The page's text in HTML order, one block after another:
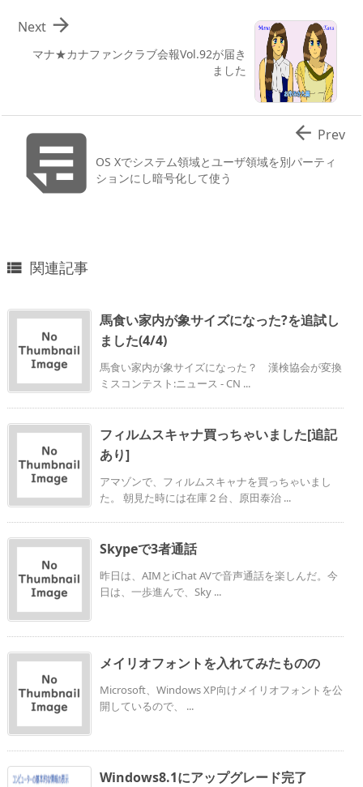
マナ★カナファンクラブ会報Vol.92が届き
ました

Next
OS Xでシステム領域とユーザ領域を別パーティ
ションにし暗号化して使う
 Prev
 関連記事
馬食い家内が象サイズになった?を追試し
ました(4/4)
馬食い家内が象サイズになった？ 漢検協会が変換
ミスコンテスト:ニュース - CN ...
フィルムスキャナ買っちゃいました[追記
あり]
アマゾンで、フィルムスキャナを買っちゃいまし
た。 朝見た時には在庫２台、原田泰治 ...
Skypeで3者通話
昨日は、AIMとiChat AVで音声通話を楽しんだ。今
日は、一歩進んで、Sky ...
メイリオフォントを入れてみたものの
Microsoft、Windows XP向けメイリオフォントを公
開しているので、 ...
Windows8.1にアップグレード完了